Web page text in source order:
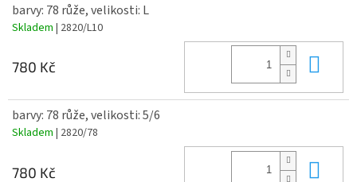
barvy: 78 růže, velikosti: L
Skladem | 2820/L10
780 Kč
barvy: 78 růže, velikosti: 5/6
Skladem | 2820/78
780 Kč